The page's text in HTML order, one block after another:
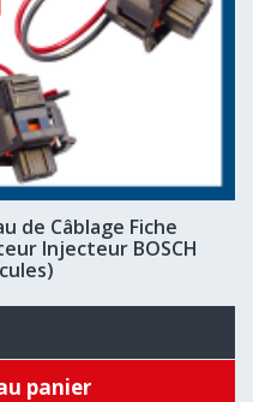
de Câblage Fiche
Injecteur BOSCH
panier